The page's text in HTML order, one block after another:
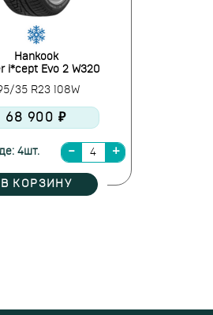
Hankook
i*cept Evo 2 W320
35 R23 108W
68 900 ₽
4шт.
В КОРЗИНУ